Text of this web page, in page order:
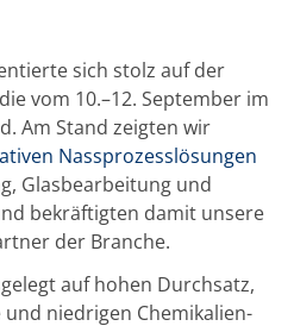
sich stolz auf der
vom 10.–12. September im
Am Stand zeigten wir
Nassprozesslösungen
Glasbearbeitung und
bekräftigten damit unsere
der Branche.
auf hohen Durchsatz,
niedrigen Chemikalien-